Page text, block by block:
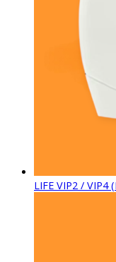
LIFE VIP2 / VIP4